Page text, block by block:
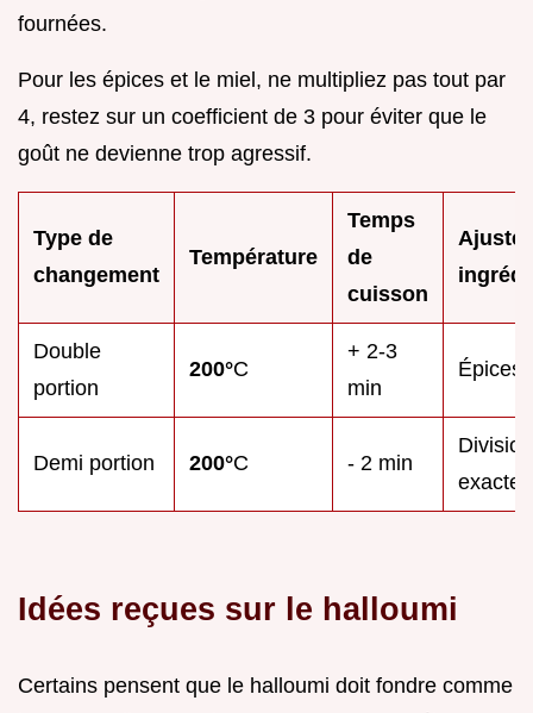
fournées.
Pour les épices et le miel, ne multipliez pas tout par
4, restez sur un coefficient de 3 pour éviter que le
goût ne devienne trop agressif.
Type de
changement
Température
Temps
de
cuisson
Double
portion
200°C
+ 2-3
min
Épices
Demi portion 200°C - 2 min
Division
exacte
Idées reçues sur le halloumi
Certains pensent que le halloumi doit fondre comme